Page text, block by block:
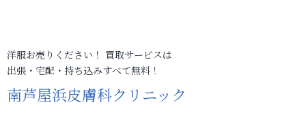
洋服お売りください！ 買取サービスは
出張・宅配・持ち込みすべて無料！
南芦屋浜皮膚科クリニック